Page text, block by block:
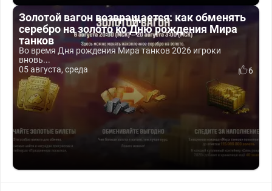
Золотой вагон возвращается: как обменять
серебро на золото ко Дню рождения Мира
танков
Во время Дня рождения Мира танков 2026 игроки
вновь...
05 августа, среда
6